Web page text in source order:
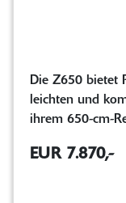
Die Z650 bietet
leichten und
ihrem 650-cm-
EUR 7.870,-